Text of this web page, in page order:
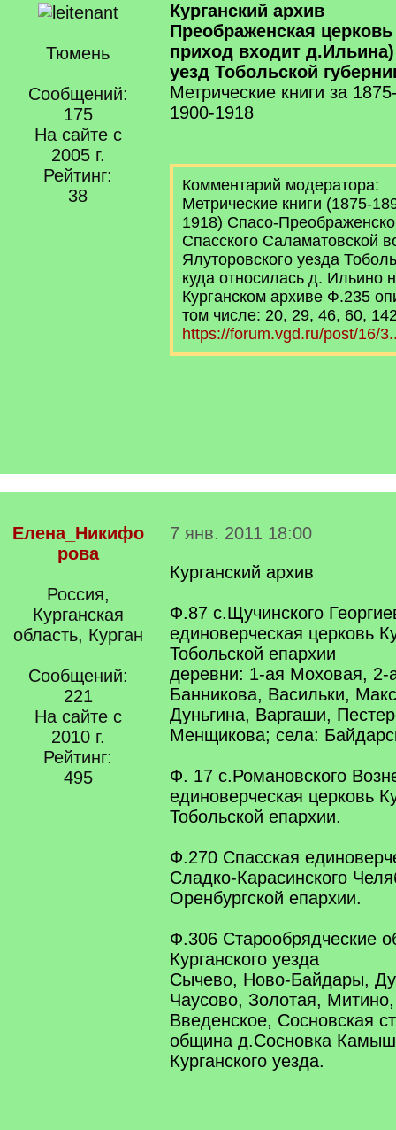
Тюмень
Сообщений:
175
На сайте с
2005 г.
Рейтинг:
38
Курганский архив
Преображенская
приход входит
уезд Тобольской
Метрические книги за
1900-1918
Комментарий модератора:
Метрические книги (1875-
1918) Спасо-
Спасского Саламатовской
Ялуторовского уезда
куда относилась д. Ильино
Курганском архиве Ф.235
том числе: 20, 29, 46, 60,
https://forum.vgd.ru/post/16/
Елена_Никифо
рова
Россия,
Курганская
область, Курган
Сообщений:
221
На сайте с
2010 г.
Рейтинг:
495
7 янв. 2011 18:00
Курганский архив
Ф.87 с.Щучинского
единоверческая церковь
Тобольской епархии
деревни: 1-ая Моховая, 2-
Банникова, Васильки,
Дуньгина, Варгаши,
Менщикова; села:
Ф. 17 с.Романовского
единоверческая церковь
Тобольской епархии.
Ф.270 Спасская
Сладко-Карасинского
Оренбургской епархии.
Ф.306 Старообрядческие
Курганского уезда
Сычево, Ново-Байдары,
Чаусово, Золотая,
Введенское, Сосновская
община д.Сосновка
Курганского уезда.